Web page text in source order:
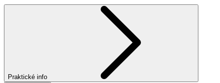
Praktické info